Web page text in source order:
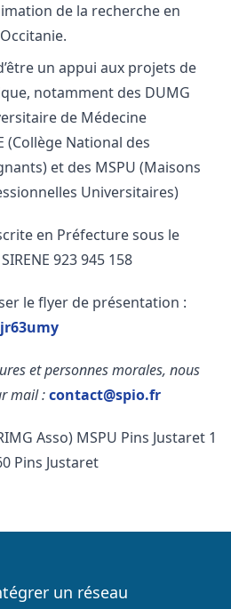
de la recherche en
un appui aux projets de
notamment des DUMG
de Médecine
(Collège National des
et des MSPU (Maisons
Universitaires)
en Préfecture sous le
923 945 158
le flyer de présentation :
et personnes morales, nous
mail :contact@spio.fr
Asso) MSPU Pins Justaret 1
Pins Justaret
un réseau